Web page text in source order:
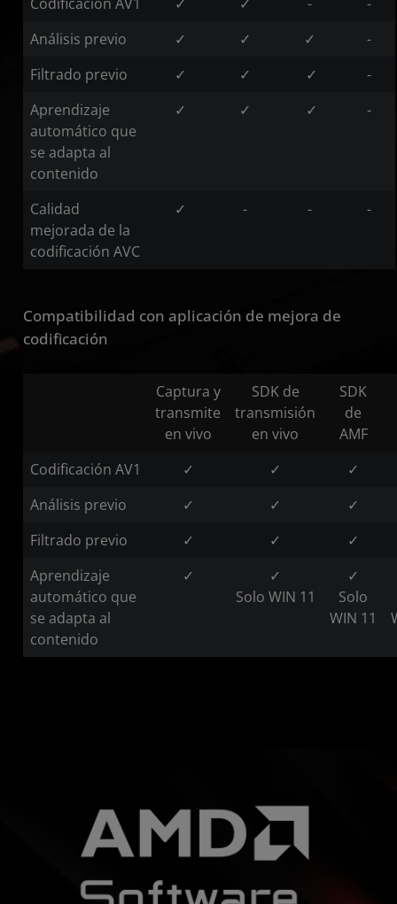
Análisis previo
✓ ✓ ✓
-
Filtrado previo
✓ ✓ ✓
-
Aprendizaje
automático que
se adapta al
contenido
✓ ✓ ✓ -
Calidad
mejorada de la
codificación AVC
✓ - - -
Compatibilidad con aplicación de mejora de
codificación
Captura y
transmite
en vivo
SDK de
transmisión
en vivo
SDK
de
AMF
Codificación AV1
✓ ✓
✓
Análisis previo
✓ ✓
✓
Filtrado previo
✓ ✓
✓
Aprendizaje
automático que
se adapta al
contenido
✓
✓
Solo WIN 11
✓
Solo
WIN 11